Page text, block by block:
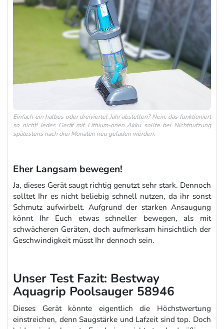
Einfach ein halbes oder dreiviertel Jahr abstellen? Nein, das funktioniert
so nicht! Jedes Gerät mit Lithium-onen Akku sollte bei Nichtnutzung
spätestens nach drei Monaten neu geladen werden.
Eher Langsam bewegen!
Ja, dieses Gerät saugt richtig genutzt sehr stark. Dennoch
solltet Ihr es nicht beliebig schnell nutzen, da ihr sonst
Schmutz aufwirbelt. Aufgrund der starken Ansaugung
könnt Ihr Euch etwas schneller bewegen, als mit
schwächeren Geräten, doch aufmerksam hinsichtlich der
Geschwindigkeit müsst Ihr dennoch sein.
Unser Test Fazit: Bestway
Aquagrip Poolsauger 58946
Dieses Gerät könnte eigentlich die Höchstwertung
einstreichen, denn Saugstärke und Lafzeit sind top. Doch